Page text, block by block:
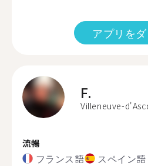
アプリを
F.
Villeneuve-
流暢
フランス語 スペイン語